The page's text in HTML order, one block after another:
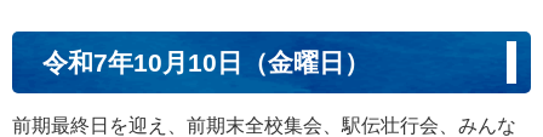
令和7年10月10日（金曜日）
前期最終日を迎え、前期末全校集会、駅伝壮行会、みんな